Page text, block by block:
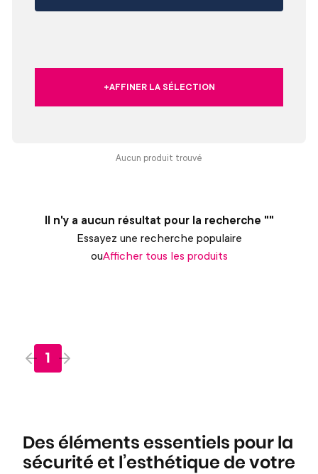
+AFFINER LA SÉLECTION
Aucun produit trouvé
Il n'y a aucun résultat pour la recherche ""
Essayez une recherche populaire
ouAfficher tous les produits
1
Des éléments essentiels pour la
sécurité et l’esthétique de votre